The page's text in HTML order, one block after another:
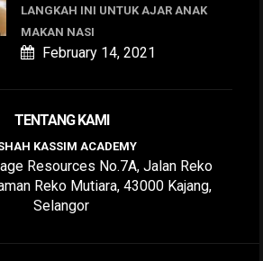
LANGKAH INI UNTUK AJAR ANAK
MAKAN NASI
February 14, 2021
TENTANG KAMI
KASSIM ACADEMY
Resources No.7A, Jalan Reko
Reko Mutiara, 43000 Kajang,
Selangor